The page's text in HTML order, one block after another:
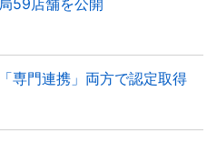
59店舗を公開
専門連携」両方で認定取得